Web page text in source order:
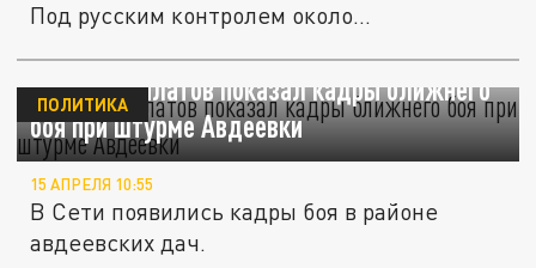
Под русским контролем около...
Военкор Филатов показал кадры ближнего
боя при штурме Авдеевки
ПОЛИТИКА
15 АПРЕЛЯ 10:55
В Сети появились кадры боя в районе
авдеевских дач.